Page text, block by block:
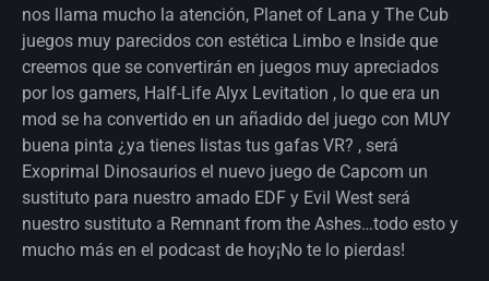
nos llama mucho la atención, Planet of Lana y The Cub
juegos muy parecidos con estética Limbo e Inside que
creemos que se convertirán en juegos muy apreciados
por los gamers, Half-Life Alyx Levitation , lo que era un
mod se ha convertido en un añadido del juego con MUY
buena pinta ¿ya tienes listas tus gafas VR? , será
Exoprimal Dinosaurios el nuevo juego de Capcom un
sustituto para nuestro amado EDF y Evil West será
nuestro sustituto a Remnant from the Ashes…todo esto y
mucho más en el podcast de hoy¡No te lo pierdas!